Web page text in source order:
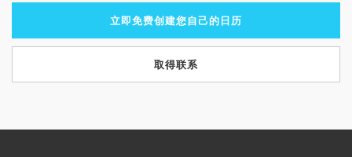
立即免费创建您自己的日历
取得联系